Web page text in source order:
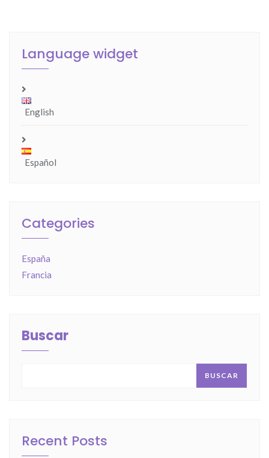
Language widget
English
Español
Categories
España
Francia
Buscar
BUSCAR
Recent Posts